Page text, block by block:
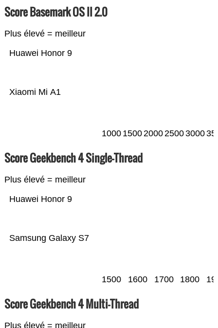
Score Basemark OS II 2.0
Plus élevé = meilleur
Xiaomi Mi A1
Huawei Honor 9
1000 1500200025003000
Score Geekbench 4 Single-Thread
Plus élevé = meilleur
Samsung Galaxy S7
Huawei Honor 9
1500 1600 1700 1800
Score Geekbench 4 Multi-Thread
Plus élevé = meilleur